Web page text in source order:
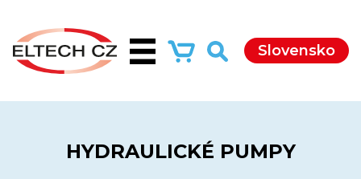
Slovensko
HYDRAULICKÉ PUMPY